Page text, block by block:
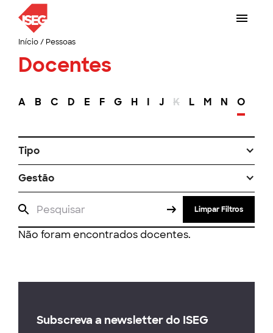
Início/ Pessoas
Docentes
A B C D E F G H I J K L M N O
Tipo
Gestão
Limpar Filtros
Não foram encontrados docentes.
Subscreva a newsletter do ISEG